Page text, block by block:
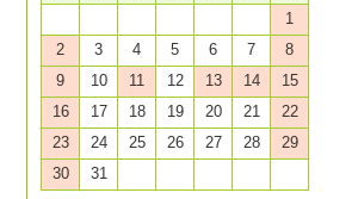
1
2
3 4 5 6 7
8
9
10 11 12 13 14
15
16
17 18 19 20 21
22
23
24 25 26 27 28
29
30
31